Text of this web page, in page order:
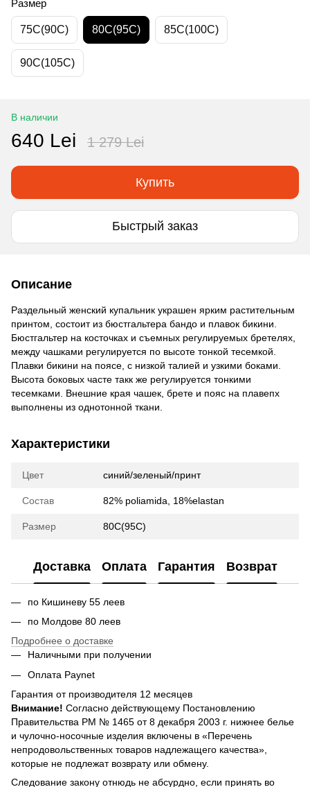
Размер
75C(90C) 80C(95C) 85C(100C)
90C(105C)
В наличии
640 Lei 1 279 Lei
Купить
Быстрый заказ
Описание
Раздельный женский купальник украшен ярким растительным
принтом, состоит из бюстгальтера бандо и плавок бикини.
Бюстгальтер на косточках и съемных регулируемых бретелях,
между чашками регулируется по высоте тонкой тесемкой.
Плавки бикини на поясе, с низкой талией и узкими боками.
Высота боковых часте такк же регулируется тонкими
тесемками. Внешние края чашек, брете и пояс на плавепх
выполнены из однотонной ткани.
Характеристики
Цвет синий/зеленый/принт
Состав 82% poliamida, 18%elastan
Размер 80C(95C)
Доставка Оплата Гарантия Возврат
по Кишиневу 55 леев
по Молдове 80 леев
Подробнее о доставке
Наличными при получении
Оплата Paynet
Гарантия от производителя 12 месяцев
Внимание! Согласно действующему Постановлению
Правительства РМ № 1465 от 8 декабря 2003 г. нижнее белье
и чулочно-носочные изделия включены в «Перечень
непродовольственных товаров надлежащего качества»,
которые не подлежат возврату или обмену.
Следование закону отнюдь не абсурдно, если принять во